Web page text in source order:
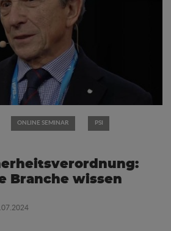
ONLINE SEMINAR PSI
Branche wissen